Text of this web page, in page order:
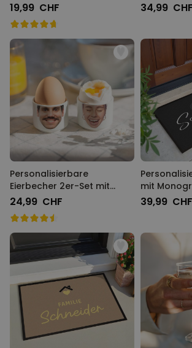
19,99 CHF 34,99 CHF
Personalisierbare
Eierbecher 2er-Set mit
Gesicht
24,99 CHF
mit
39,99 CHF